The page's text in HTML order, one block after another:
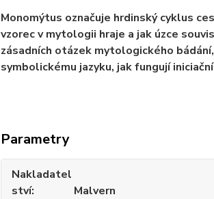
Monomýtus označuje hrdinský cyklus
vzorec v mytologii hraje a jak úzce
zásadních otázek mytologického
symbolickému jazyku, jak fungují
Parametry
Nakladatel
ství
Malvern